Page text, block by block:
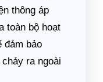
thông áp
toàn bộ hoạt
đảm bảo
ra ngoài